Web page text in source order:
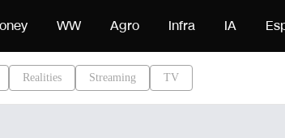
WW Agro Infra IA
Realities Streaming TV